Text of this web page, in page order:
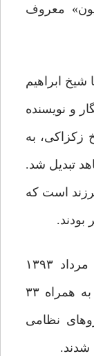
معروف
۱۹۸۴ میلادی با شیخ‌ ابراهیم
و نویسنده
زکزاکی، به
تبدیل شد.
است که
در روز قدس سال ۲۰۱۴ میلادی، مرداد ۱۳۹۳
شمسی‌، سه‌ پسر ابراهیم زکزاکی به همراه ۳۳
نظامی
شدند‌.